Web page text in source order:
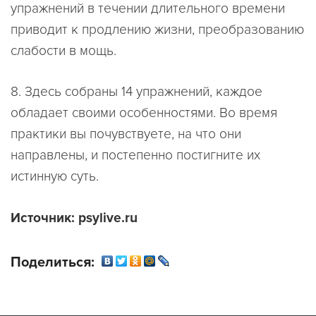
упражнений в течении длительного времени
приводит к продлению жизни, преобразованию
слабости в мощь.
8. Здесь собраны 14 упражнений, каждое
обладает своими особенностями. Во время
практики вы почувствуете, на что они
направлены, и постепенно постигните их
истинную суть.
Источник: psylive.ru
Поделиться: